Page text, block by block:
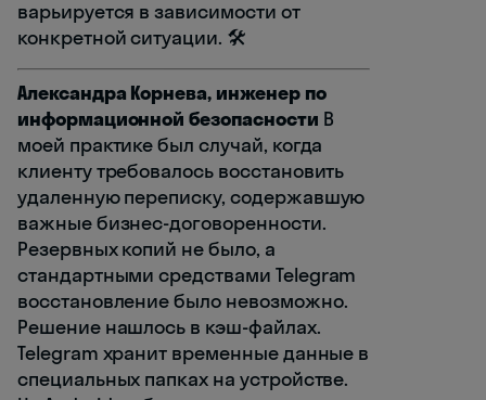
варьируется в зависимости от
конкретной ситуации. 🛠️
Александра Корнева, инженер по
информационной безопасности В
моей практике был случай, когда
клиенту требовалось восстановить
удаленную переписку, содержавшую
важные бизнес-договоренности.
Резервных копий не было, а
стандартными средствами Telegram
восстановление было невозможно.
Решение нашлось в кэш-файлах.
Telegram хранит временные данные в
специальных папках на устройстве.